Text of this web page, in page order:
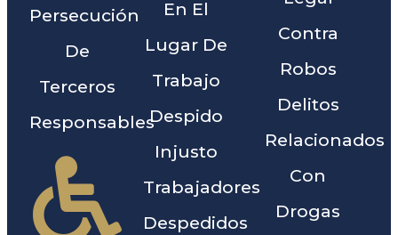
Persecución
De
Terceros
Responsables
En El
Lugar De
Trabajo
Despido
Injusto
Trabajadores
Despedidos
Contra
Robos
Delitos
Relacionados
Con
Drogas